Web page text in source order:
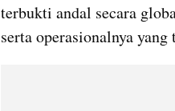
terbukti andal secara
serta operasionalnya